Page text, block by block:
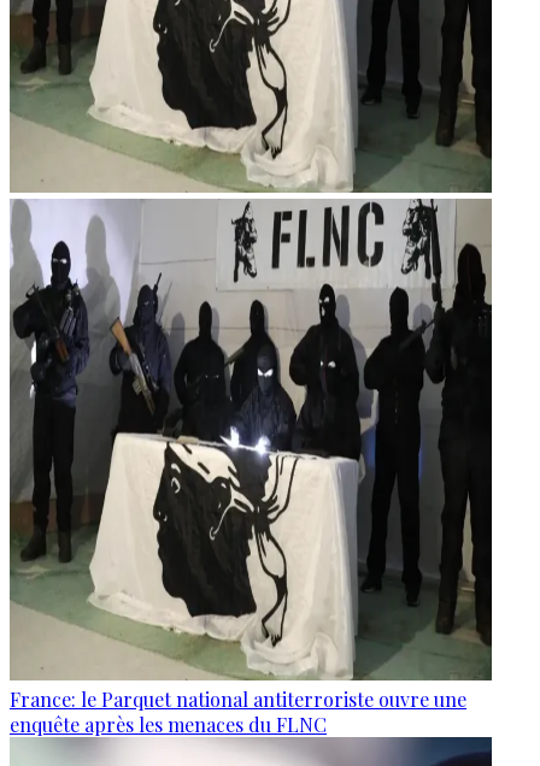
France: le Parquet national antiterroriste ouvre une
enquête après les menaces du FLNC